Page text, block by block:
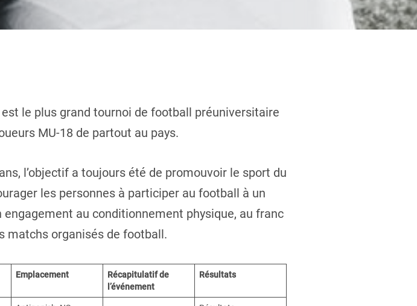
le plus grand tournoi de football préuniversitaire
MU-18 de partout au pays.
l’objectif a toujours été de promouvoir le sport du
les personnes à participer au football à un
au conditionnement physique, au franc
matchs organisés de football.
Emplacement
Récapitulatif de
l’événement
Résultats